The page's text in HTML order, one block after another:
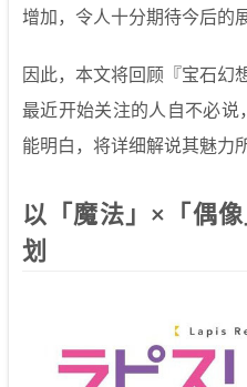
增加，令人十分期待今后的
因此，本文将回顾『宝石幻
最近开始关注的人自不必说
能明白，将详细解说其魅力
以「魔法」×「偶
划